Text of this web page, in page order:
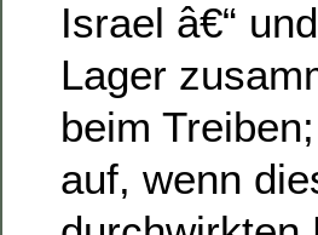
Israel â€“
Lager
beim
auf, wenn